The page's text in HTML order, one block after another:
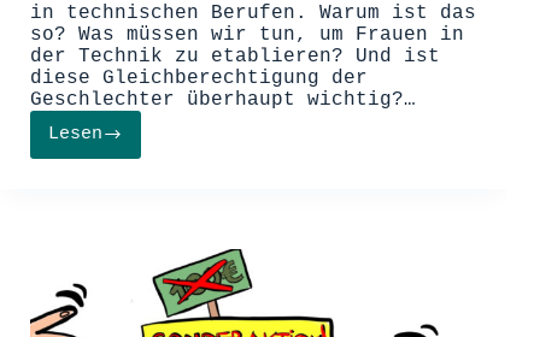
in technischen Berufen. Warum ist das
so? Was müssen wir tun, um Frauen in
der Technik zu etablieren? Und ist
diese Gleichberechtigung der
Geschlechter überhaupt wichtig?…
LesenFrauen
in
steinige
Weg
zur
Gleichberechtigung